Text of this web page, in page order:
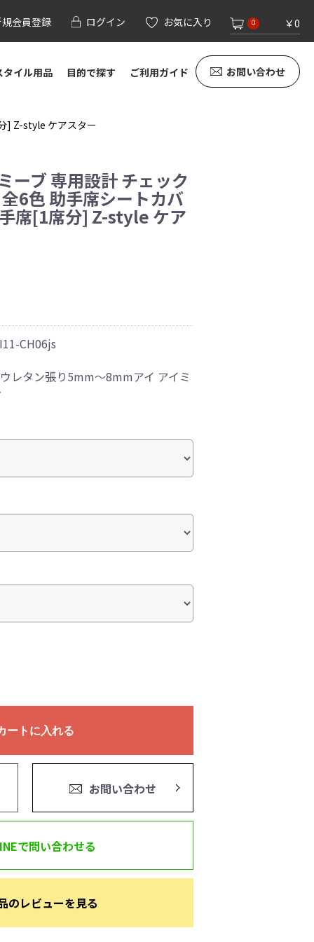
会員登録 ログイン お気に入り 0 ￥0
タイル用品 目的で探す ご利用ガイド お問い合わせ
] Z-style ケアスター
ーブ 専用設計 チェック
6色 助手席シートカバ
席[1席分] Z-style ケア
CH06js
ウレタン張り5mm～8mmアイ アイミ
ートに入れる
お問い合わせ
で問い合わせる
のレビューを見る